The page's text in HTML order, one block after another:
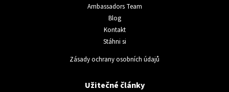
Ambassadors Team
Blog
Kontakt
Stáhni si
Zásady ochrany osobních údajů
Užitečné články